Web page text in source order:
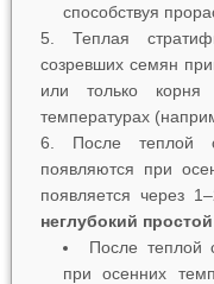
способствуя
5. Теплая
созревших семян
или только корня
температурах
6. После теплой
появляются при
появляется через
неглубокий простой
После теплой
при осенних